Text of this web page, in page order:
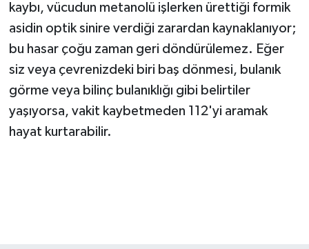
kaybı, vücudun metanolü işlerken ürettiği formik
asidin optik sinire verdiği zarardan kaynaklanıyor;
bu hasar çoğu zaman geri döndürülemez. Eğer
siz veya çevrenizdeki biri baş dönmesi, bulanık
görme veya bilinç bulanıklığı gibi belirtiler
yaşıyorsa, vakit kaybetmeden 112'yi aramak
hayat kurtarabilir.